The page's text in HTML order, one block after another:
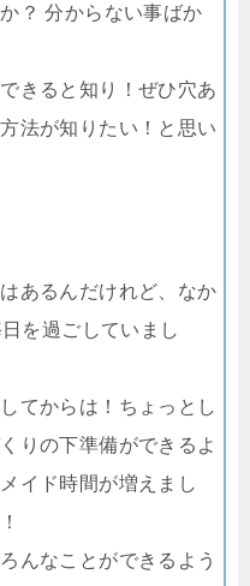
？ 分からない事ばか
きると知り！ぜひ穴あ
法が知りたい！と思い
あるんだけれど、なか
を過ごしていまし
てからは！ちょっとし
りの下準備ができるよ
イド時間が増えまし
んなことができるよう